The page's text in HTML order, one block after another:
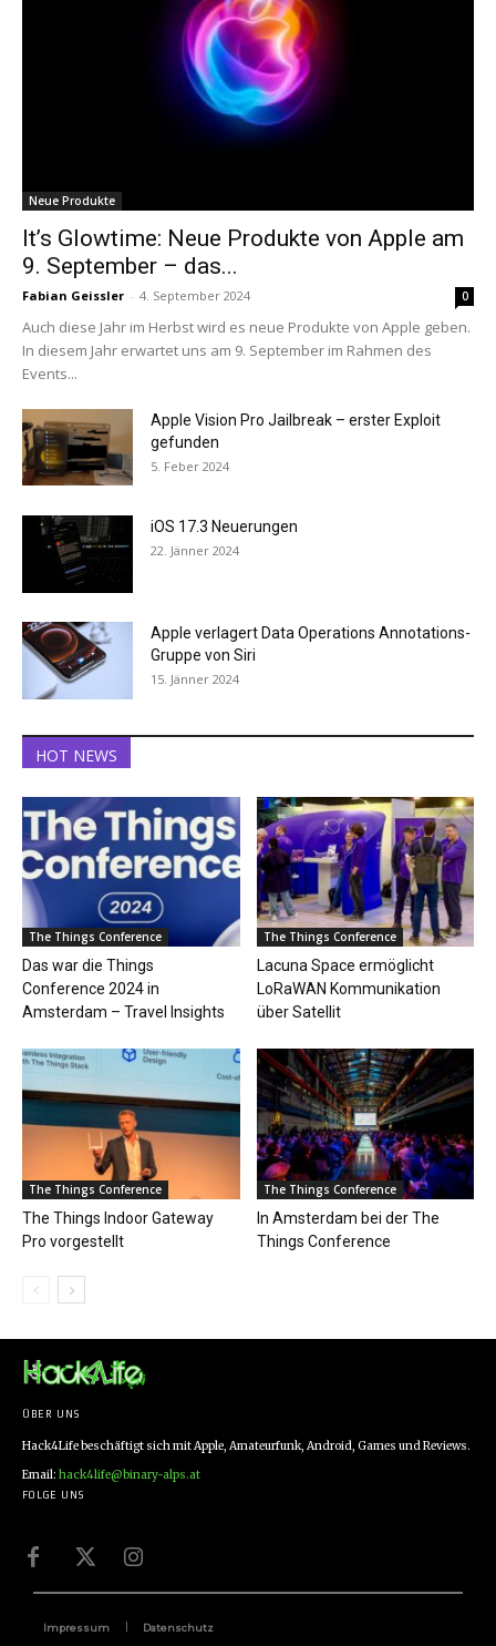
Neue Produkte
It’s Glowtime: Neue Produkte von Apple am
9. September – das...
Fabian Geissler - 4. September 2024 0
Auch diese Jahr im Herbst wird es neue Produkte von Apple geben.
In diesem Jahr erwartet uns am 9. September im Rahmen des
Events...
Apple Vision Pro Jailbreak – erster Exploit
gefunden
5. Feber 2024
iOS 17.3 Neuerungen
22. Jänner 2024
Apple verlagert Data Operations Annotations-
Gruppe von Siri
15. Jänner 2024
HOT NEWS
The Things Conference
Das war die Things
Conference 2024 in
Amsterdam – Travel Insights
The Things Conference
Lacuna Space ermöglicht
LoRaWAN Kommunikation
über Satellit
The Things Conference
The Things Indoor Gateway
Pro vorgestellt
The Things Conference
In Amsterdam bei der The
Things Conference
ÜBER UNS
Hack4Life beschäftigt sich mit Apple, Amateurfunk, Android, Games und Reviews.
Email: hack4life@binary-alps.at
FOLGE UNS
Impressum Datenschutz